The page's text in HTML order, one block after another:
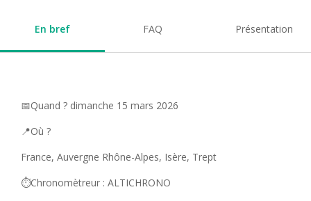
En bref FAQ Présentation
📅Quand ? dimanche 15 mars 2026
📍Où ?
France, Auvergne Rhône-Alpes, Isère, Trept
⏱️Chronomètreur : ALTICHRONO